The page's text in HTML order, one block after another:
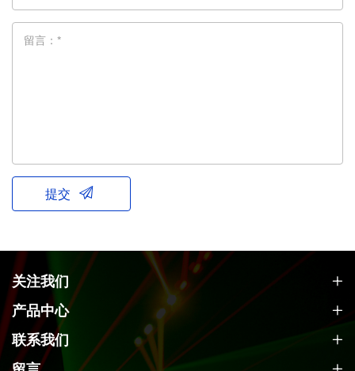
留言：*
提交
关注我们
产品中心
联系我们